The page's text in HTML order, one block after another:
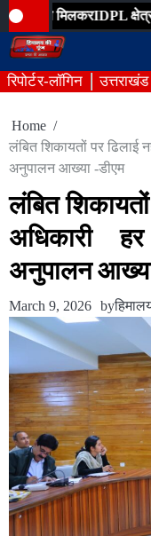
Skip
to
content
क्षेत्र में चलाया
रिपोर्टर-लॉगिन उत्तराखंड
Home
लंबित शिकायतों पर ढिलाई
अनुपालन आख्या -डीएम
लंबित शिकायतों
अधिकारी
अनुपालन
March 9, 2026 by